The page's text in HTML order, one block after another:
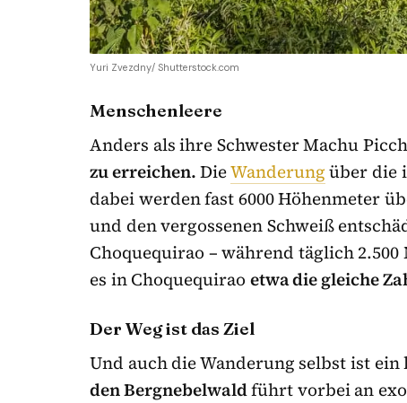
Yuri Zvezdny/ Shutterstock.com
Menschenleere
Anders als ihre Schwester Machu
zu erreichen.DieWanderungüber die
dabei werden fast 6000 Höhenmeter
und den vergossenen Schweiß
Choquequirao – während täglich 2.500
es in Choquequirao etwa die gleiche
Der Weg ist das Ziel
Und auch die Wanderung selbst ist
den Bergnebelwaldführt vorbei an